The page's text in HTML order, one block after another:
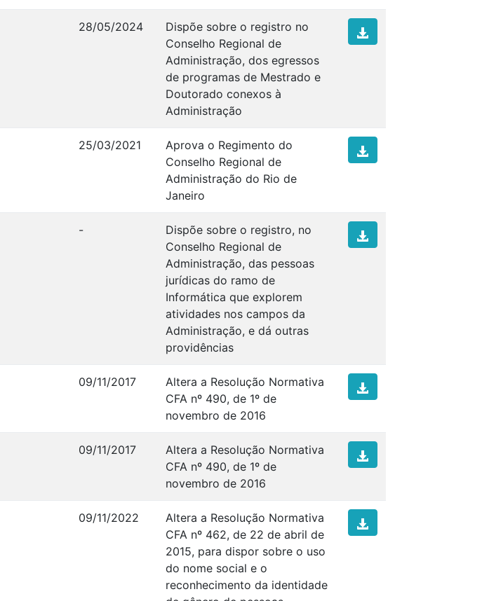
28/05/2024
Dispõe sobre o registro no
Conselho Regional de
Administração, dos egressos
de programas de Mestrado e
Doutorado conexos à
Administração
25/03/2021
Aprova o Regimento do
Conselho Regional de
Administração do Rio de
Janeiro
-
Dispõe sobre o registro, no
Conselho Regional de
Administração, das pessoas
jurídicas do ramo de
Informática que explorem
atividades nos campos da
Administração, e dá outras
providências
09/11/2017
Altera a Resolução Normativa
CFA nº 490, de 1º de
novembro de 2016
09/11/2017
Altera a Resolução Normativa
CFA nº 490, de 1º de
novembro de 2016
09/11/2022
Altera a Resolução Normativa
CFA nº 462, de 22 de abril de
2015, para dispor sobre o uso
do nome social e o
reconhecimento da identidade